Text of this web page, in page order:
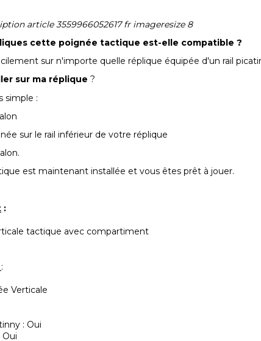
cette poignée tactique est-elle compatible ?
sur n'importe quelle réplique équipée d'un rail
sur ma réplique ?
simple :
sur le rail inférieur de votre réplique
est maintenant installée et vous êtes prêt à jouer.
:
tactique avec compartiment
:
Verticale
: Oui
Oui